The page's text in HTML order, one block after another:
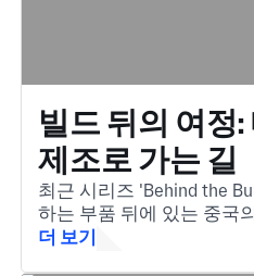
빌드 뒤의 여정
제조로 가는 길
최근 시리즈 'Behind the
하는 부품 뒤에 있는 중국
합니다.
더 보기